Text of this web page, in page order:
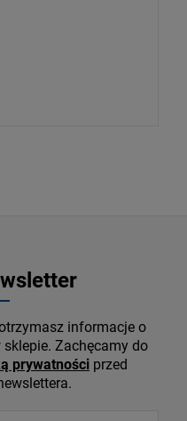
informacje o
Zachęcamy do
prywatności przed